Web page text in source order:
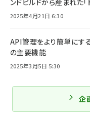
2025年4月21日 6:30
API管理をより簡単にす
の主要機能
2025年3月5日 5:30
企